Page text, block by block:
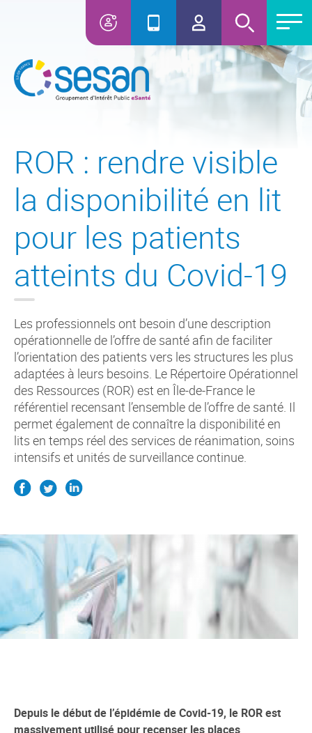
ROR : rendre visible
la disponibilité en lit
pour les patients
atteints du Covid-19
Les professionnels ont besoin d’une description
opérationnelle de l’offre de santé afin de faciliter
l’orientation des patients vers les structures les plus
adaptées à leurs besoins. Le Répertoire Opérationnel
des Ressources (ROR) est en Île-de-France le
référentiel recensant l’ensemble de l’offre de santé. Il
permet également de connaître la disponibilité en
lits en temps réel des services de réanimation, soins
intensifs et unités de surveillance continue.
Depuis le début de l’épidémie de Covid-19, le ROR est
massivement utilisé pour recenser les places